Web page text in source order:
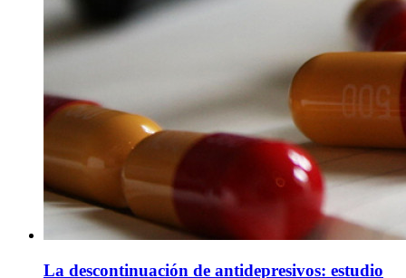
La descontinuación de antidepresivos: estudio